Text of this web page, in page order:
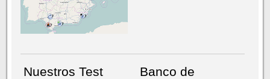
NÚMERO ACTUALHEMEROTECA
Nuestros Test
Banco de